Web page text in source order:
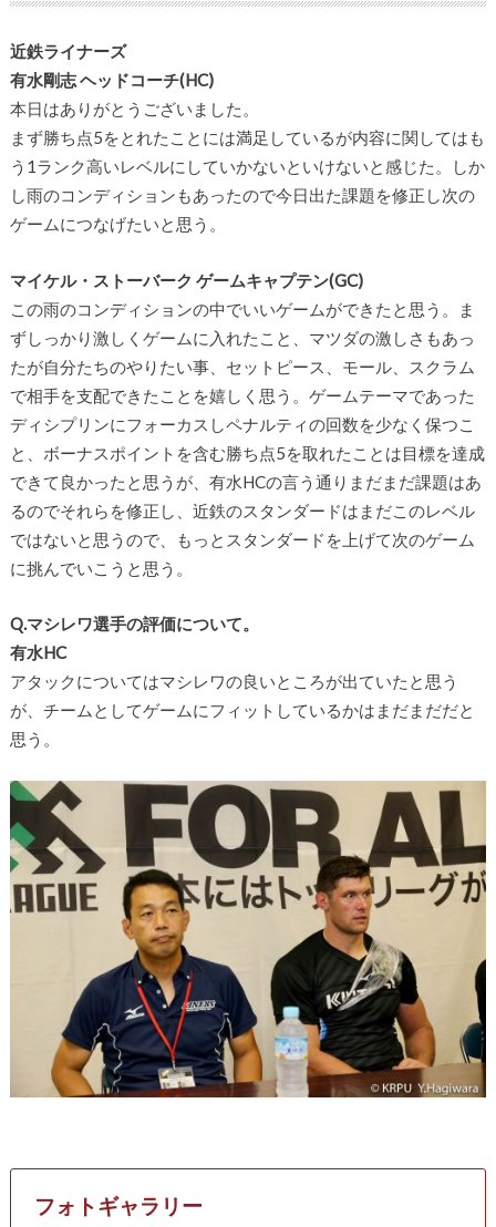
近鉄ライナーズ
有水剛志 ヘッドコーチ(HC)
本日はありがとうございました。
まず勝ち点5をとれたことには満足しているが内容に関してはも
う1ランク高いレベルにしていかないといけないと感じた。しか
し雨のコンディションもあったので今日出た課題を修正し次の
ゲームにつなげたいと思う。
マイケル・ストーバーク ゲームキャプテン(GC)
この雨のコンディションの中でいいゲームができたと思う。ま
ずしっかり激しくゲームに入れたこと、マツダの激しさもあっ
たが自分たちのやりたい事、セットピース、モール、スクラム
で相手を支配できたことを嬉しく思う。ゲームテーマであった
ディシプリンにフォーカスしペナルティの回数を少なく保つこ
と、ボーナスポイントを含む勝ち点5を取れたことは目標を達成
できて良かったと思うが、有水HCの言う通りまだまだ課題はあ
るのでそれらを修正し、近鉄のスタンダードはまだこのレベル
ではないと思うので、もっとスタンダードを上げて次のゲーム
に挑んでいこうと思う。
Q.マシレワ選手の評価について。
有水HC
アタックについてはマシレワの良いところが出ていたと思う
が、チームとしてゲームにフィットしているかはまだまだだと
思う。
フォトギャラリー